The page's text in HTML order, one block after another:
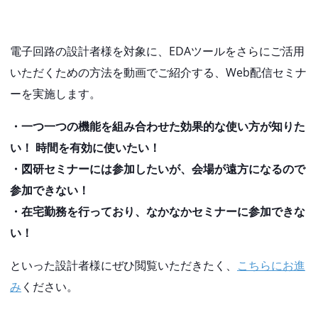
電子回路の設計者様を対象に、EDAツールをさらにご活用
いただくための方法を動画でご紹介する、Web配信セミナ
ーを実施します。
・一つ一つの機能を組み合わせた効果的な使い方が知りた
い！ 時間を有効に使いたい！
・図研セミナーには参加したいが、会場が遠方になるので
参加できない！
・在宅勤務を行っており、なかなかセミナーに参加できな
い！
といった設計者様にぜひ閲覧いただきたく、 こちらにお進
み ください。